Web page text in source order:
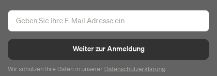
Weiter zur Anmeldung
Wir schützen Ihre Daten in unserer Datenschutzerklärung.